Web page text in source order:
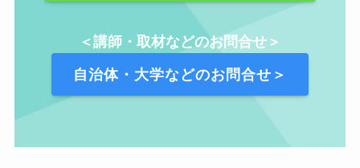
＜講師・取材などのお問合せ＞
自治体・大学などのお問合せ＞